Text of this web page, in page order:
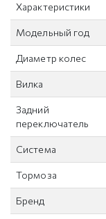
Характеристики
Модельный год
Диаметр колес
Вилка
Задний
переключатель
Система
Тормоза
Бренд